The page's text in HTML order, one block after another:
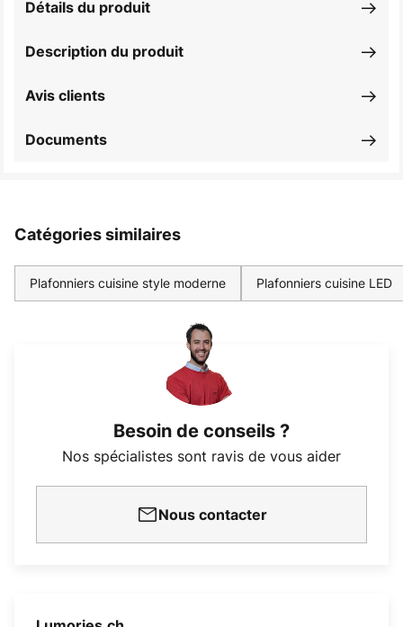
Description du produit
Détails du produit
Avis clients
Documents
Catégories similaires
Plafonniers cuisine style moderne Plafonniers cuisine LED
Besoin de conseils ?
Nos spécialistes sont ravis de vous aider
Nous contacter